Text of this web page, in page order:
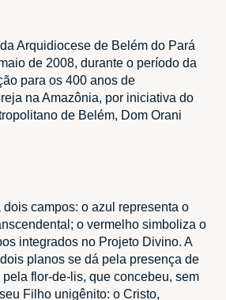
Arquidiocese de Belém do Pará
de 2008, durante o período da
para os 400 anos de
na Amazônia, por iniciativa do
de Belém, Dom Orani
campos: o azul representa o
o vermelho simboliza o
integrados no Projeto Divino. A
planos se dá pela presença de
flor-de-lis, que concebeu, sem
Filho unigênito: o Cristo,